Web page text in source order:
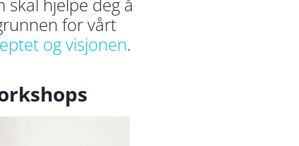
for vårt
og visjonen.